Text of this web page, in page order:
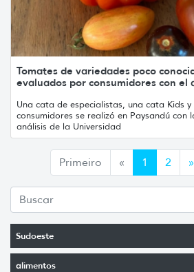
Sudoeste
alimentos
Tomates de variedades poco
evaluados por consumidores con el
Una cata de especialistas, una cata Kids
consumidores se realizó en Paysandú con
análisis de la Universidad
Primeiro «Anterior
1 2 »